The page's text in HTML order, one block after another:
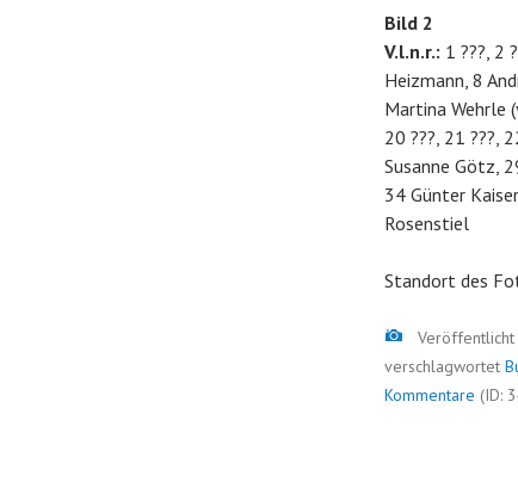
Bild 2
V.l.n.r.: 1 ???, 2
Heizmann, 8
Martina Wehrle
20 ???, 21 ???,
Susanne Götz,
34 Günter
Rosenstiel
Standort des
Bild
Veröffentlicht
verschlagwortet
Kommentare (ID: